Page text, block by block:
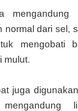
normal dari sel,
mengobati
mulut.
juga